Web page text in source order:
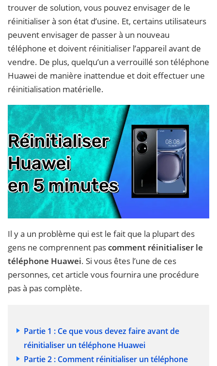
trouver de solution, vous pouvez envisager de le
réinitialiser à son état d’usine. Et, certains utilisateurs
peuvent envisager de passer à un nouveau
téléphone et doivent réinitialiser l’appareil avant de
vendre. De plus, quelqu’un a verrouillé son téléphone
Huawei de manière inattendue et doit effectuer une
réinitialisation matérielle.
Il y a un problème qui est le fait que la plupart des
gens ne comprennent pascomment réinitialiser le
téléphone Huawei. Si vous êtes l’une de ces
personnes, cet article vous fournira une procédure
pas à pas complète.
Partie 1 : Ce que vous devez faire avant de
réinitialiser un téléphone Huawei
Partie 2 : Comment réinitialiser un téléphone